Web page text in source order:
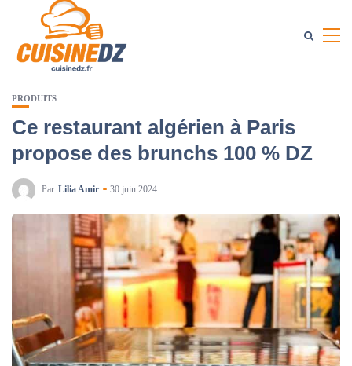
PRODUITS
Ce restaurant algérien à Paris
propose des brunchs 100 % DZ
Par Lilia Amir 30 juin 2024